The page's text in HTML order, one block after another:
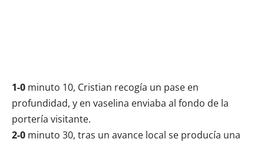
1-0 minuto 10, Cristian recogía un pase en
profundidad, y en vaselina enviaba al fondo de la
portería visitante.
2-0 minuto 30, tras un avance local se producía una